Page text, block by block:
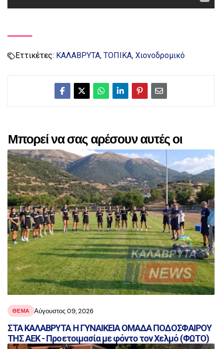
Εττικέτες: ΚΑΛΑΒΡΥΤΑ ΤΟΠΙΚΑ Χιονοδρομικό
Μπορεί να σας αρέσουν αυτές οι
αναρτήσεις
ΘΕΜΑ Αύγουστος 09, 2026
ΣΤΑ ΚΑΛΑΒΡΥΤΑ Η ΓΥΝΑΙΚΕΙΑ ΟΜΑΔΑ ΠΟΔΟΣΦΑΙΡΟΥ
ΤΗΣ ΑΕΚ - Προετοιμασία με φόντο τον Χελμό (ΦΩΤΟ)